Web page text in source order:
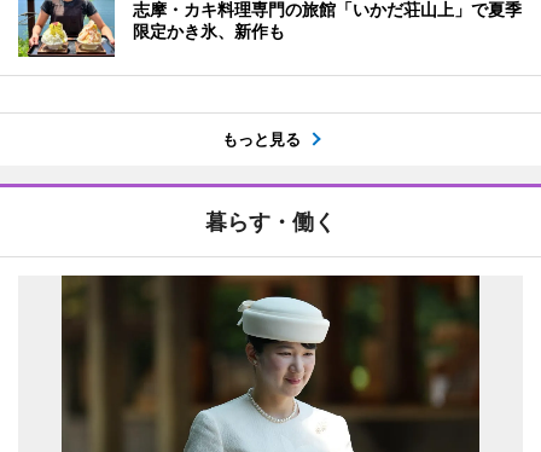
志摩・カキ料理専門の旅館「いかだ荘山上」で夏季
限定かき氷、新作も
もっと見る
暮らす・働く